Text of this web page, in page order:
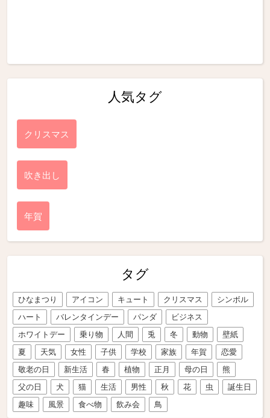
人気タグ
クリスマス
吹き出し
年賀
タグ
ひなまつり アイコン キュート クリスマス
シンボル
ハート
バレンタインデー パンダ
ビジネス
ホワイトデー
乗り物 人間 兎 冬 動物
壁紙
夏
天気 女性 子供 学校 家族 年賀
恋愛
敬老の日
新生活 春 植物 正月 母の日
熊
父の日
犬 猫 生活 男性 秋 花 虫
誕生日
趣味
風景 食べ物 飲み会 鳥